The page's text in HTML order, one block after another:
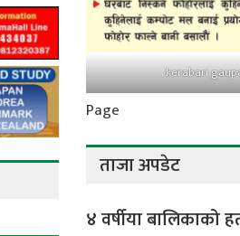
kerabari
Page
ताजा अपडेट
४ वर्षीया बालिकाको